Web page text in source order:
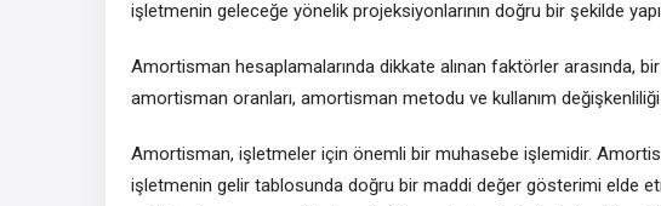
işletmenin geleceğe yönelik projeksiyonlarının doğru bir şekilde
Amortisman hesaplamalarında dikkate alınan faktörler arasında,
amortisman oranları, amortisman metodu ve kullanım
Amortisman, işletmeler için önemli bir muhasebe işlemidir.
işletmenin gelir tablosunda doğru bir maddi değer gösterimi elde